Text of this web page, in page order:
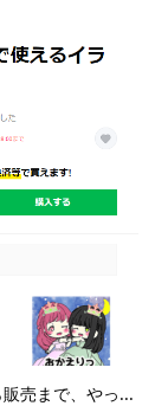
売まで、やっ...